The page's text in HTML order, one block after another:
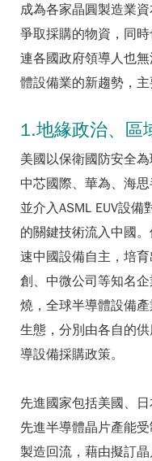
成為各家晶圓製造業
爭取採購的物資，同
連各國政府領導人也
體設備業的新趨勢，
1.地緣政治、區
美國以保衛國防安全
中芯國際、華為、海
並介入ASML EUV設
的關鍵技術流入中國
速中國設備自主，培
創、中微公司等知名
燒，全球半導體設備
生態，分別由各自的
導設備採購政策。
先進國家包括美國、
先進半導體晶片產能
製造回流，藉由擬訂